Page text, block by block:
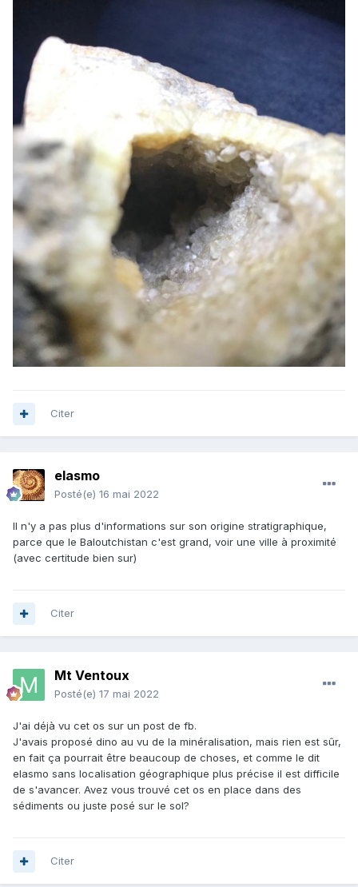
Citer
elasmo
Posté(e) 16 mai 2022
Il n'y a pas plus d'informations sur son origine stratigraphique,
parce que le Baloutchistan c'est grand, voir une ville à proximité
(avec certitude bien sur)
Citer
Mt Ventoux
Posté(e) 17 mai 2022
J'ai déjà vu cet os sur un post de fb.
J'avais proposé dino au vu de la minéralisation, mais rien est sûr,
en fait ça pourrait être beaucoup de choses, et comme le dit
elasmo sans localisation géographique plus précise il est difficile
de s'avancer. Avez vous trouvé cet os en place dans des
sédiments ou juste posé sur le sol?
Citer